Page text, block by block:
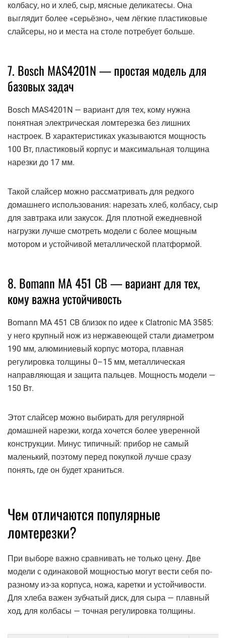
колбасу, но и хлеб, сыр, мясные деликатесы. Она
выглядит более «серьёзно», чем лёгкие пластиковые
слайсеры, но и места на столе потребует больше.
7. Bosch MAS4201N — простая модель для
базовых задач
Bosch MAS4201N — вариант для тех, кому нужна
понятная электрическая ломтерезка без лишних
настроек. В характеристиках указываются мощность
100 Вт, пластиковый корпус и максимальная толщина
нарезки до 17 мм.
Такой слайсер можно рассматривать для редкого
домашнего использования: нарезать хлеб, колбасу, сыр
для завтрака или закусок. Для плотной ежедневной
нагрузки лучше смотреть модели с более мощным
мотором и устойчивой металлической платформой.
8. Bomann MA 451 CB — вариант для тех,
кому важна устойчивость
Bomann MA 451 CB близок по идее к Clatronic MA 3585:
у него крупный нож из нержавеющей стали диаметром
190 мм, алюминиевый корпус мотора, плавная
регулировка толщины 0–15 мм, металлическая
направляющая и защита пальцев. Мощность модели —
150 Вт.
Этот слайсер можно выбирать для регулярной
домашней нарезки, когда хочется более уверенной
конструкции. Минус типичный: прибор не самый
маленький, поэтому перед покупкой лучше сразу
понять, где он будет храниться.
Чем отличаются популярные
ломтерезки?
При выборе важно сравнивать не только цену. Две
модели с одинаковой мощностью могут вести себя по-
разному из-за корпуса, ножа, каретки и устойчивости.
Для хлеба важен зубчатый диск, для сыра — плавный
ход, для колбасы — точная регулировка толщины.